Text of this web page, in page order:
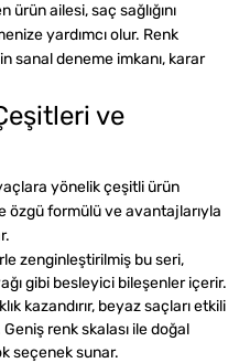
ürün ailesi, saç sağlığını
yardımcı olur. Renk
sanal deneme imkanı, karar
ve
yönelik çeşitli ürün
özgü formülü ve avantajlarıyla
zenginleştirilmiş bu seri,
gibi besleyici bileşenler içerir.
kazandırır, beyaz saçları etkili
renk skalası ile doğal
seçenek sunar.